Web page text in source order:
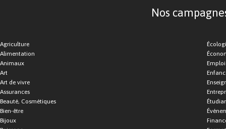
Nos
Agriculture
Alimentation
Animaux
Art
Art de vivre
Assurances
Beauté, Cosmétiques
Bien-être
Bijoux
Emploi